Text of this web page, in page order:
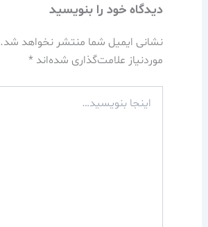
دیدگاه‌ خود را بنویسید
نشانی ایمیل شما منتشر نخواهد شد.
موردنیاز علامت‌گذاری شده‌اند *
بنویسید…